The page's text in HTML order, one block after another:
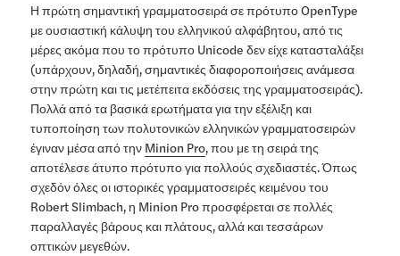
Η πρώτη σημαντική γραμματοσειρά σε πρότυπο OpenType
με ουσιαστική κάλυψη του ελληνικού αλφάβητου, από τις
μέρες ακόμα που το πρότυπο Unicode δεν είχε κατασταλάξει
(υπάρχουν, δηλαδή, σημαντικές διαφοροποιήσεις ανάμεσα
στην πρώτη και τις μετέπειτα εκδόσεις της γραμματοσειράς).
Πολλά από τα βασικά ερωτήματα για την εξέλιξη και
τυποποίηση των πολυτονικών ελληνικών γραμματοσειρών
έγιναν μέσα από την Minion Pro, που με τη σειρά της
αποτέλεσε άτυπο πρότυπο για πολλούς σχεδιαστές. Όπως
σχεδόν όλες οι ιστορικές γραμματοσειρές κειμένου του
Robert Slimbach, η Minion Pro προσφέρεται σε πολλές
παραλλαγές βάρους και πλάτους, αλλά και τεσσάρων
οπτικών μεγεθών.